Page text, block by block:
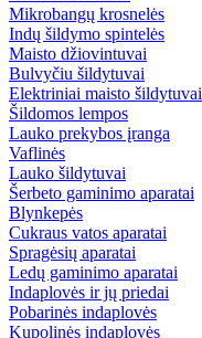
Mikrobangų krosnelės
Indų šildymo spintelės
Maisto džiovintuvai
Bulvyčiu šildytuvai
Elektriniai maisto šildytuvai
Šildomos lempos
Lauko prekybos įranga
Vaflinės
Lauko šildytuvai
Šerbeto gaminimo aparatai
Blynkepės
Cukraus vatos aparatai
Spragėsių aparatai
Ledų gaminimo aparatai
Indaplovės ir jų priedai
Pobarinės indaplovės
Kupolinės indaplovės